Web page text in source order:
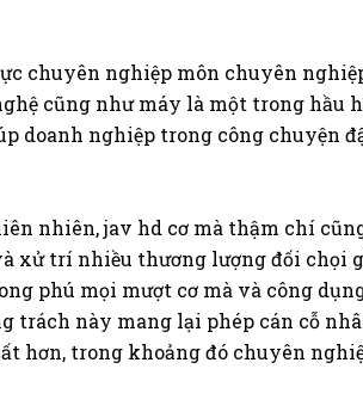
chuyên nghiệp môn chuyên
cũng như máy là một trong hầu
doanh nghiệp trong công chuyện
nhiên, jav hd cơ mà thậm chí
xử trí nhiều thương lượng đối chọi
phú mọi mượt cơ mà và công
này mang lại phép cán cỗ
hơn, trong khoảng đó chuyên